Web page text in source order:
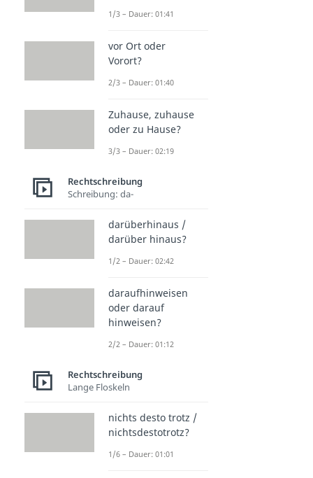
1/3 – Dauer: 01:41
vor Ort oder
Vorort?
2/3 – Dauer: 01:40
Zuhause, zuhause
oder zu Hause?
3/3 – Dauer: 02:19
Rechtschreibung
Schreibung: da-
darüberhinaus /
darüber hinaus?
1/2 – Dauer: 02:42
daraufhinweisen
oder darauf
hinweisen?
2/2 – Dauer: 01:12
Rechtschreibung
Lange Floskeln
nichts desto trotz /
nichtsdestotrotz?
1/6 – Dauer: 01:01